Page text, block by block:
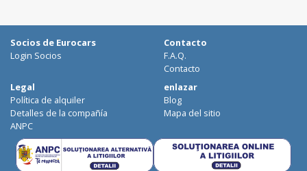
Galati
Suceava
Focsani
Targoviste
Ploiesti
Craiova
Botosani
Deva
Socios de Eurocars
Login Socios
Contacto
F.A.Q.
Contacto
Legal
Política de alquiler
Detalles de la compañía
ANPC
enlazar
Blog
Mapa del sitio